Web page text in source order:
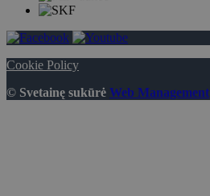
Cookie Policy
© Svetainę sukūrė Web Management